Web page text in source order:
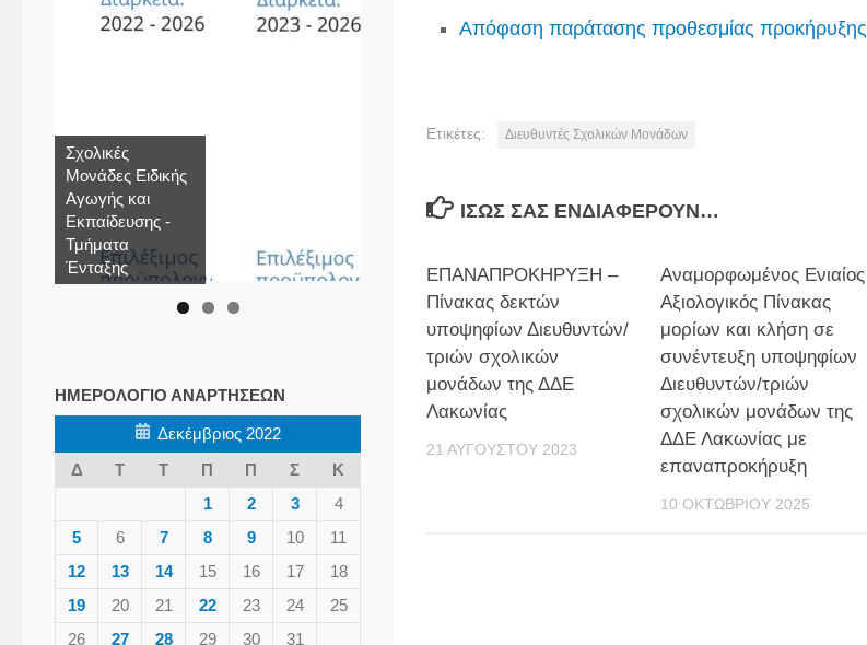
Απόφαση παράτασης προθεσμίας προκήρυξης
Ετικέτες: Διευθυντές Σχολικών Μονάδων
ΊΣΩΣ ΣΑΣ ΕΝΔΙΑΦΈΡΟΥΝ…
ΕΠΑΝΑΠΡΟΚΗΡΥΞΗ –
Πίνακας δεκτών
υποψηφίων Διευθυντών/
τριών σχολικών
μονάδων της ΔΔΕ
Λακωνίας
21 ΑΥΓΟΎΣΤΟΥ 2023
Αναμορφωμένος Ενιαίος
Αξιολογικός Πίνακας
μορίων και κλήση σε
συνέντευξη υποψηφίων
Διευθυντών/τριών
σχολικών μονάδων της
ΔΔΕ Λακωνίας με
επαναπροκήρυξη
10 ΟΚΤΩΒΡΊΟΥ 2025
Σχολικές
Μονάδες Ειδικής
Αγωγής και
Εκπαίδευσης -
Τμήματα
Ένταξης
ΗΜΕΡΟΛΌΓΙΟ ΑΝΑΡΤΉΣΕΩΝ
Δεκέμβριος 2022
Δ
Τ Τ Π Π Σ
Κ
1
2 3
4
5
6 7 8 9 10
11
12
13 14 15 16 17
18
19
20 21 22 23 24
25
26
27 28 29 30
31